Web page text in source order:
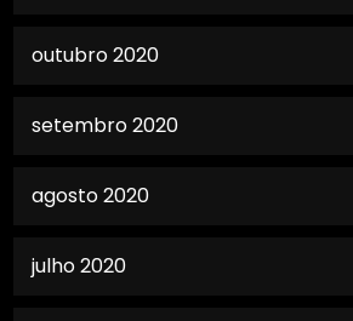
outubro 2020
setembro 2020
agosto 2020
julho 2020